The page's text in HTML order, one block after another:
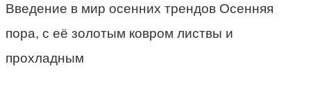
Введение в мир осенних трендов Осенняя
пора, с её золотым ковром листвы и
прохладным